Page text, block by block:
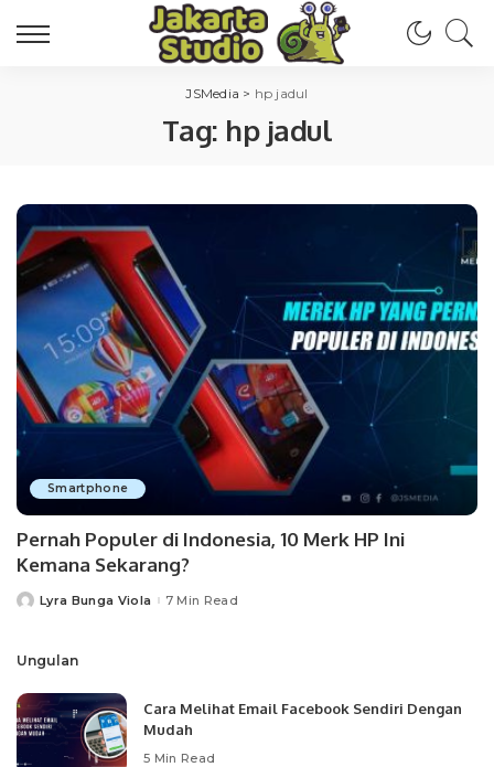
JSMedia > hp jadul
Tag: hp jadul
Smartphone
Pernah Populer di Indonesia, 10 Merk HP Ini
Kemana Sekarang?
PostedLyra Bunga Viola 7 Min Read
Ungulan
Cara Melihat Email Facebook Sendiri Dengan
Mudah
5 Min Read